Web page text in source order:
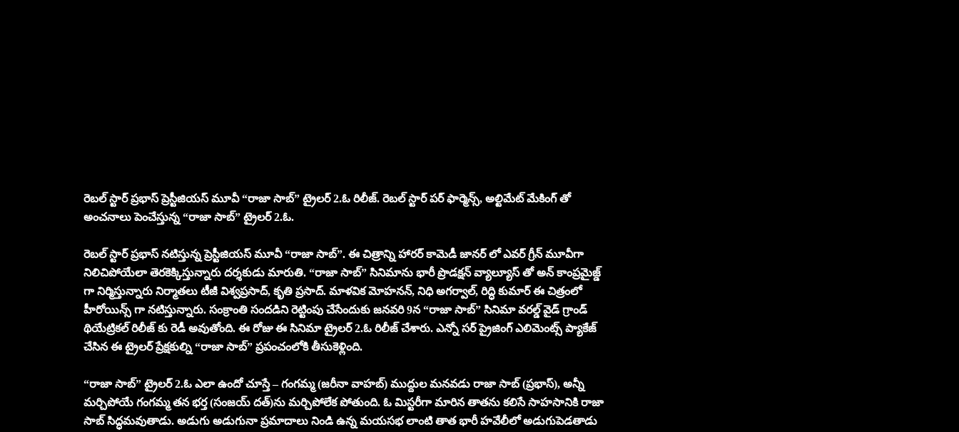
రెబల్ స్టార్ ప్రభాస్ ప్రెస్టీజియస్ మూవీ “రాజా సాబ్” ట్రైలర్ 2.ఓ రిలీజ్. రెబల్ స్టార్ పర్ ఫార్మెన్స్, అల్టిమేట్ మేకింగ్ తో
అంచనాలు పెంచేస్తున్న “రాజా సాబ్” ట్రైలర్ 2.ఓ.
రెబల్ స్టార్ ప్రభాస్ నటిస్తున్న ప్రెస్టీజియస్ మూవీ “రాజా సాబ్”. ఈ చిత్రాన్ని హారర్ కామెడీ జానర్ లో ఎవర్ గ్రీన్ మూవీగా
నిలిచిపోయేలా తెరకెక్కిస్తున్నారు దర్శకుడు మారుతి. “రాజా సాబ్” సినిమాను భారీ ప్రొడక్షన్ వ్యాల్యూస్ తో అన్ కాంప్రమైజ్డ్
గా నిర్మిస్తున్నారు నిర్మాతలు టీజీ విశ్వప్రసాద్, కృతి ప్రసాద్. మాళవిక మోహనన్, నిధి అగర్వాల్, రిద్ధి కుమార్ ఈ చిత్రంలో
హీరోయిన్స్ గా నటిస్తున్నారు. సంక్రాంతి సందడిని రెట్టింపు చేసేందుకు జనవరి 9న “రాజా సాబ్” సినిమా వరల్డ్ వైడ్ గ్రాండ్
థియేట్రికల్ రిలీజ్ కు రెడీ అవుతోంది. ఈ రోజు ఈ సినిమా ట్రైలర్ 2.ఓ రిలీజ్ చేశారు. ఎన్నో సర్ ప్రైజింగ్ ఎలిమెంట్స్ ప్యాకేజ్
చేసిన ఈ ట్రైలర్ ప్రేక్షకుల్ని “రాజా సాబ్” ప్రపంచంలోకి తీసుకెళ్లింది.
“రాజా సాబ్” ట్రైలర్ 2.ఓ ఎలా ఉందో చూస్తే – గంగమ్మ (జరీనా వాహబ్) ముద్దుల మనవడు రాజా సాబ్ (ప్రభాస్), అన్నీ
మర్చిపోయే గంగమ్మ తన భర్త (సంజయ్ దత్)ను మర్చిపోలేక పోతుంది. ఓ మిస్టరీగా మారిన తాతను కలిసే సాహసానికి రాజా
సాబ్ సిద్ధమవుతాడు. అడుగు అడుగునా ప్రమాదాలు నిండి ఉన్న మయసభ లాంటి తాత భారీ హవేలీలో అడుగుపెడతాడు